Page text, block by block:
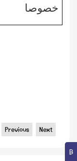
خصوصا
Previous Next